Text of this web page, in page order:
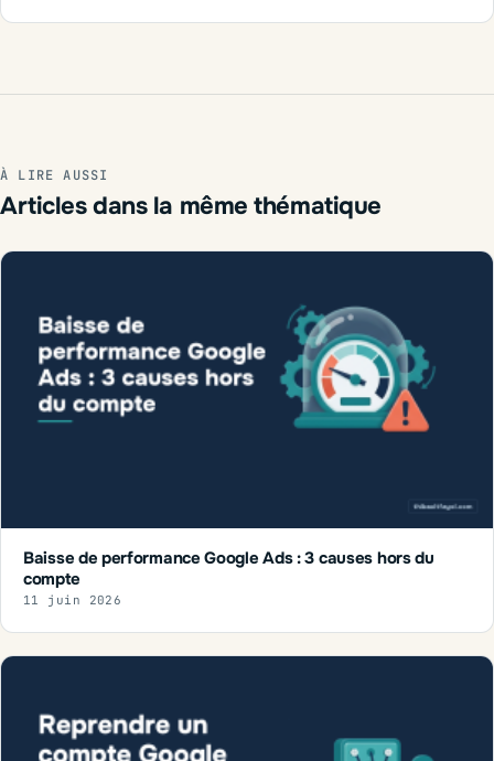
À LIRE AUSSI
Articles dans la même thématique
Baisse de performance Google Ads : 3 causes hors du
compte
11 juin 2026